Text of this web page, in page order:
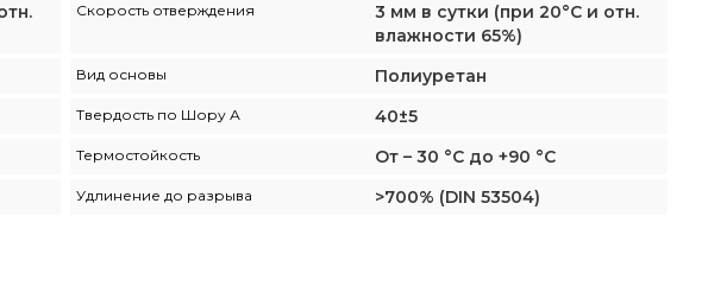
Скорость отверждения
3 мм в сутки (при 20°C и отн.
влажности 65%)
Вид основы Полиуретан
Твердость по Шору А 40±5
Термостойкость От – 30 °C до +90 °C
Удлинение до разрыва >700% (DIN 53504)